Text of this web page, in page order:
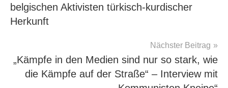
belgischen Aktivisten türkisch-kurdischer
Herkunft
Nächster Beitrag
„Kämpfe in den Medien sind nur so stark, wie
die Kämpfe auf der Straße“ – Interview mit